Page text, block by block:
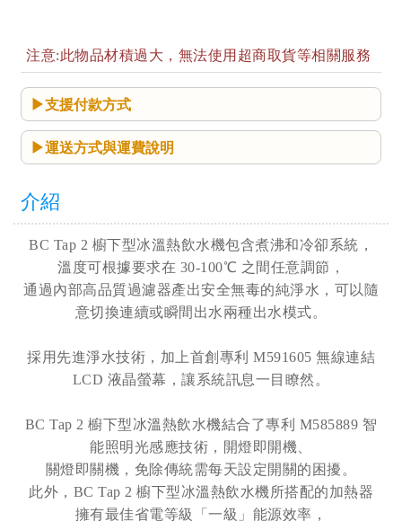
注意:此物品材積過大，無法使用超商取貨等相關服務
支援付款方式
運送方式與運費說明
介紹
BC Tap 2 櫥下型冰溫熱飲水機包含煮沸和冷卻系統，
溫度可根據要求在 30-100℃ 之間任意調節，
通過內部高品質過濾器產出安全無毒的純淨水，可以隨
意切換連續或瞬間出水兩種出水模式。
採用先進淨水技術，加上首創專利 M591605 無線連結
LCD 液晶螢幕，讓系統訊息一目瞭然。
BC Tap 2 櫥下型冰溫熱飲水機結合了專利 M585889 智
能照明光感應技術，開燈即開機、
關燈即關機，免除傳統需每天設定開關的困擾。
此外，BC Tap 2 櫥下型冰溫熱飲水機所搭配的加熱器
擁有最佳省電等級「一級」能源效率，